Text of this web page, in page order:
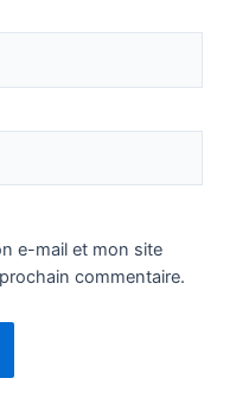
e-mail et mon site
commentaire.